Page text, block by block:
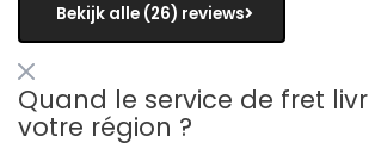
Bekijk alle (26) reviews
Quand le service de fret
votre région ?